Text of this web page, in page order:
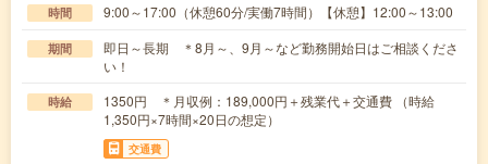
時間 9:00～17:00（休憩60分/実働7時間）【休憩】12:00～13:00
期間
即日～長期 ＊8月～、9月～など勤務開始日はご相談くださ
い！
時給
1350円 ＊月収例：189,000円＋残業代＋交通費 （時給
1,350円×7時間×20日の想定）
交通費